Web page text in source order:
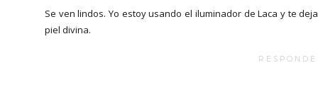
Se ven lindos. Yo estoy usando el iluminador de Laca y te
piel divina.